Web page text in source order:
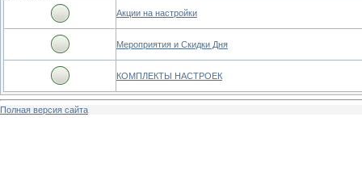
Акции на настройки
Мероприятия и Скидки Дня
КОМПЛЕКТЫ НАСТРОЕК
Полная версия сайта